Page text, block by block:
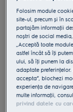
inox
4.9
Beneficii
Cuptorul
cuptorului.
Gatitul pe mai
niveluri.
Curăţarea pirolitică
Folosim module
site-ul, precum și în
partajăm informaţii
noștri de social
„Acceptă toate
astfel încât să îţi
ului, să îţi punem la
adaptate
accepta”, blochezi
experienţa de
multe informaţii,
privind datele cu